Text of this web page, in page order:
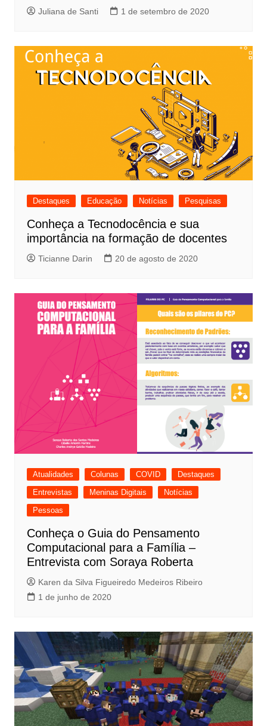
Juliana de Santi 1 de setembro de 2020
Destaques Educação Notícias Pesquisas
Conheça a Tecnodocência e sua
importância na formação de docentes
Ticianne Darin 20 de agosto de 2020
Atualidades Colunas COVID
Destaques
Entrevistas
Meninas Digitais
Notícias
Pessoas
Conheça o Guia do Pensamento
Computacional para a Família –
Entrevista com Soraya Roberta
Karen da Silva Figueiredo Medeiros Ribeiro
1 de junho de 2020